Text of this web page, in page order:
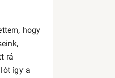
hogy
rá
így a